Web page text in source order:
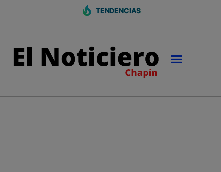
TENDENCIAS